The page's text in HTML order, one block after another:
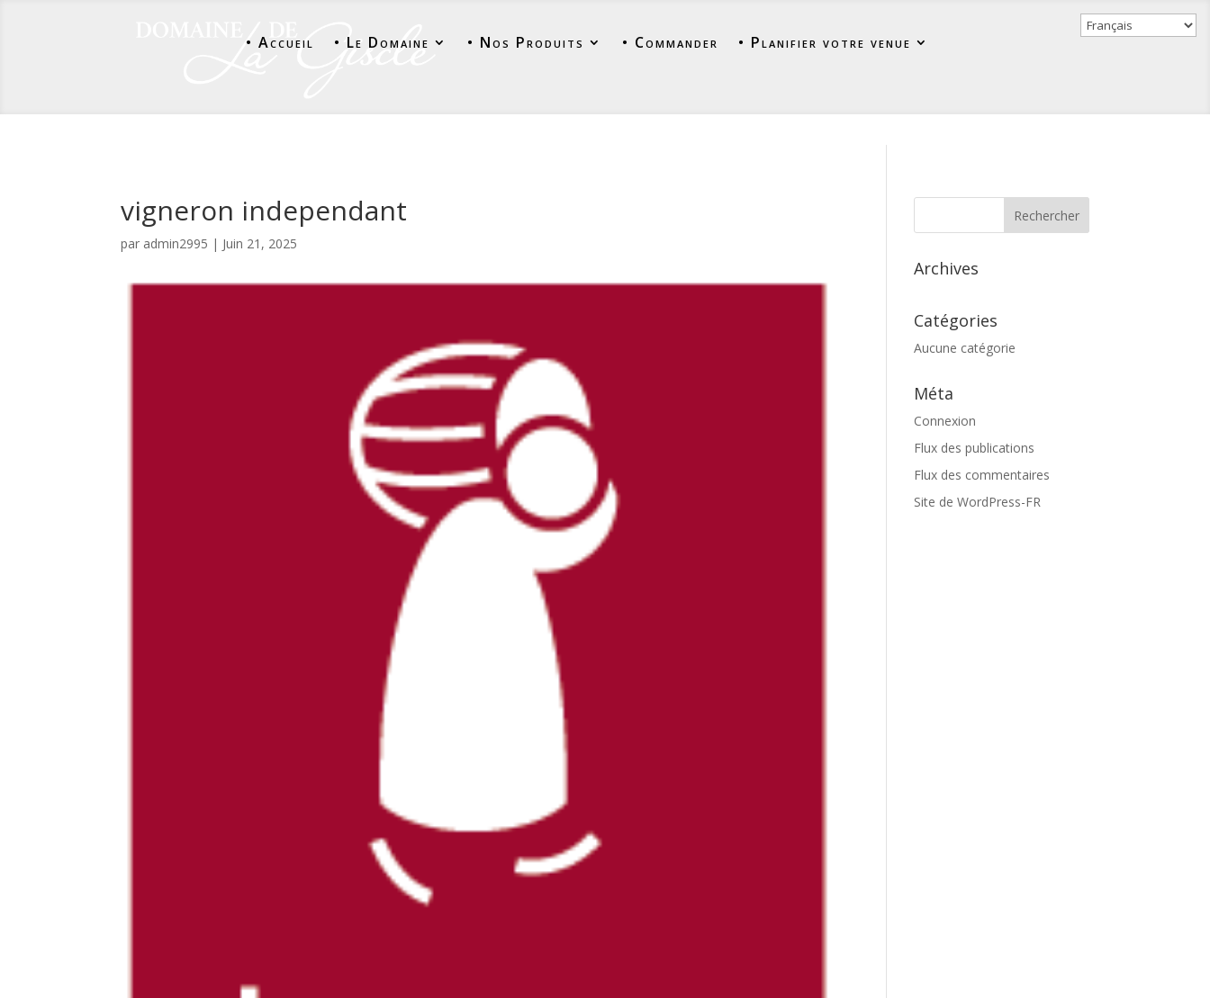
• Accueil • Le Domaine • Nos Produits • Commander • Planifier votre venue
vigneron independant
par admin2995 | Juin 21, 2025
Archives
Catégories
Aucune catégorie
Méta
Connexion
Flux des publications
Flux des commentaires
Site de WordPress-FR